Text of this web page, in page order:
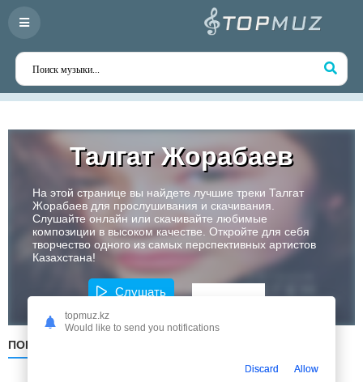
Талгат Жорабаев
На этой странице вы найдете лучшие треки Талгат
Жорабаев для прослушивания и скачивания.
Слушайте онлайн или скачивайте любимые
композиции в высоком качестве. Откройте для себя
творчество одного из самых перспективных артистов
Казахстана!
Слушать
ПОПУЛЯРНЫЕ
topmuz.kz
Would like to send you notifications
Discard Allow